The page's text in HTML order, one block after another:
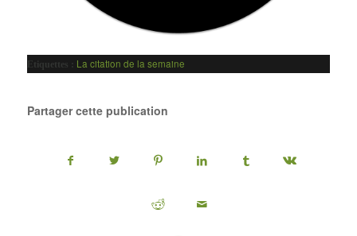
Etiquettes : La citation de la semaine
Partager cette publication